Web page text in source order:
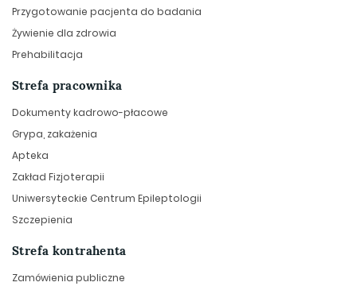
Przygotowanie pacjenta do badania
Żywienie dla zdrowia
Prehabilitacja
Strefa pracownika
Dokumenty kadrowo-płacowe
Grypa, zakażenia
Apteka
Zakład Fizjoterapii
Uniwersyteckie Centrum Epileptologii
Szczepienia
Strefa kontrahenta
Zamówienia publiczne